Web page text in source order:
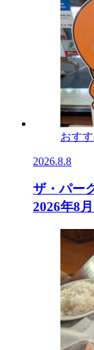
おす
2026.8.8
ザ・パー
2026年8